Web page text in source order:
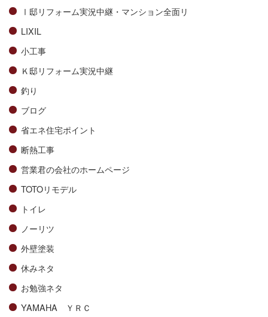
Ⅰ邸リフォーム実況中継・マンション全面リ
LIXIL
小工事
Ｋ邸リフォーム実況中継
釣り
ブログ
省エネ住宅ポイント
断熱工事
営業君の会社のホームページ
TOTOリモデル
トイレ
ノーリツ
外壁塗装
休みネタ
お勉強ネタ
YAMAHA ＹＲＣ